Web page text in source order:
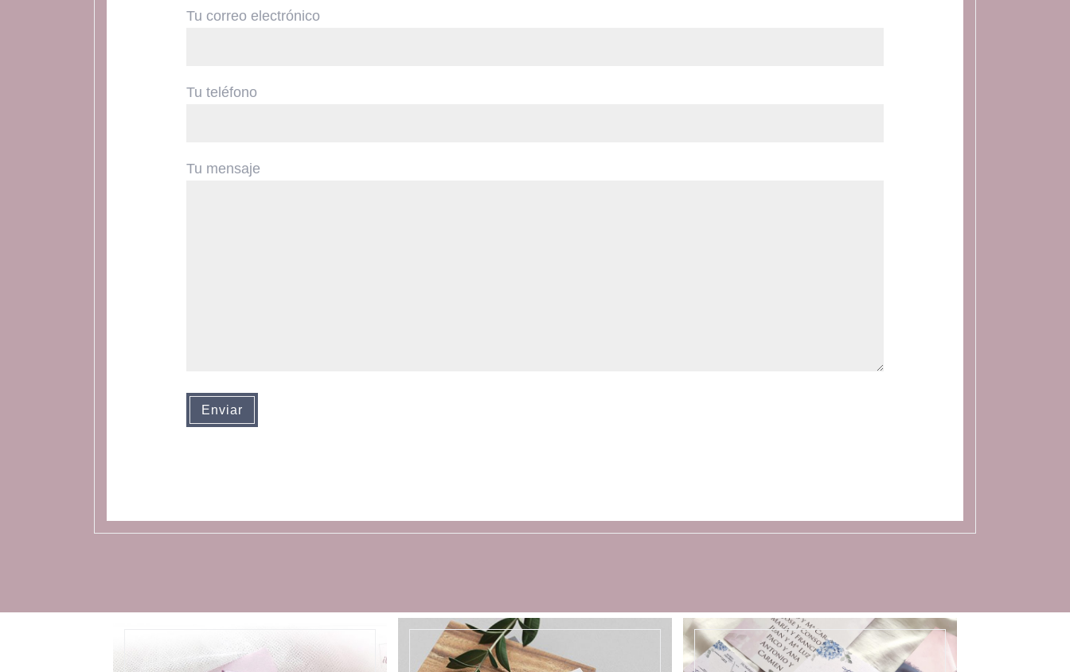
Tu correo electrónico
Tu teléfono
Tu mensaje
Enviar